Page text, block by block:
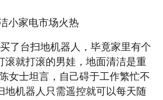
小家电市场火热
了台扫地机器人，毕竟家里有个
滚就打滚的男娃，地面清洁是重
女士坦言，自己碍于工作繁忙不
地机器人只需遥控就可以每天随